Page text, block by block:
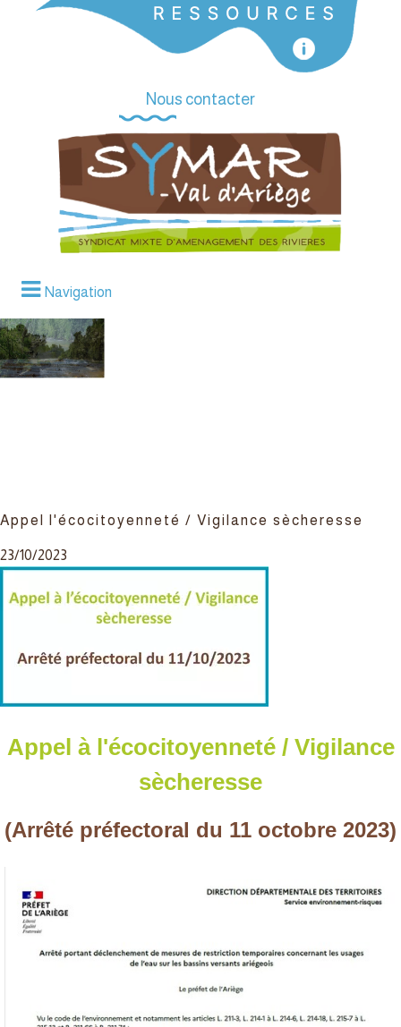
Nous contacter
Navigation
Appel l'écocitoyenneté / Vigilance sècheresse
23/10/2023
Appel à l'écocitoyenneté / Vigilance
sècheresse
(Arrêté préfectoral du 11 octobre 2023)